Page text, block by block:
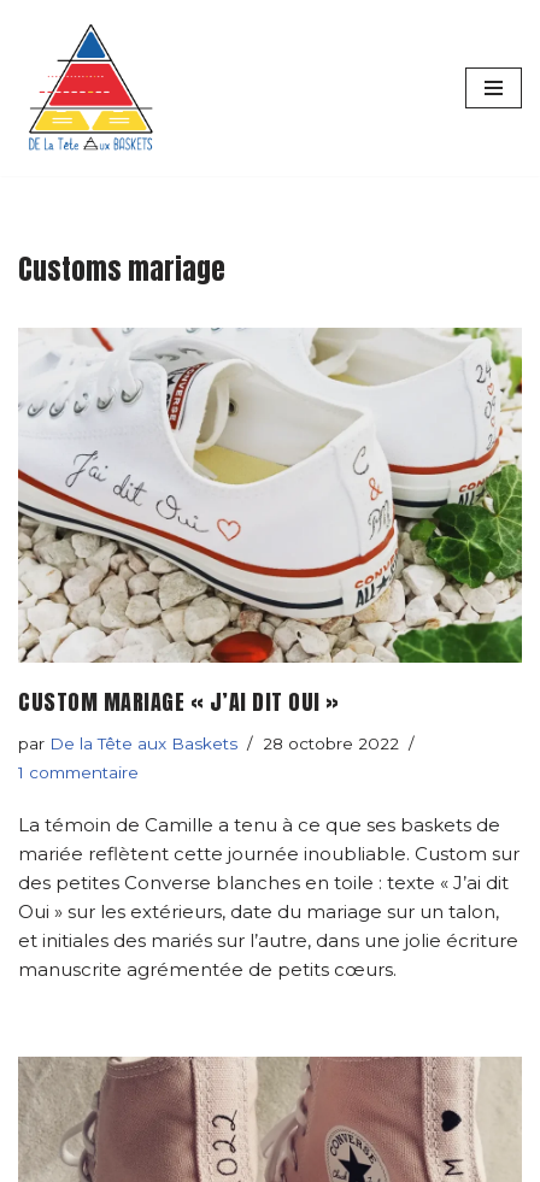
Aller
au
contenu
Customs mariage
CUSTOM MARIAGE « J’AI DIT OUI »
par De la Tête aux Baskets
28 octobre 2022
1 commentaire
La témoin de Camille a tenu à ce que ses baskets de
mariée reflètent cette journée inoubliable. Custom sur
des petites Converse blanches en toile : texte « J’ai dit
Oui » sur les extérieurs, date du mariage sur un talon,
et initiales des mariés sur l’autre, dans une jolie écriture
manuscrite agrémentée de petits cœurs.